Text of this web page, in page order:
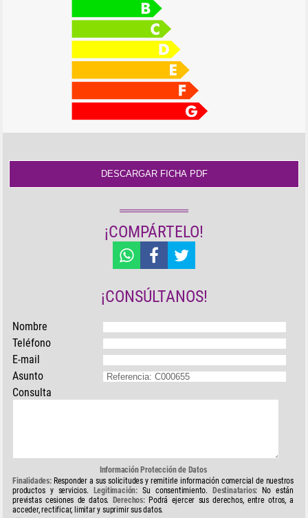
¡COMPÁRTELO!
¡CONSÚLTANOS!
Nombre
Teléfono
E-mail
Asunto
Consulta
Información Protección de Datos
Finalidades:Responder a sus solicitudes y remitirle información comercial de nuestros
productos y servicios.
Legitimación: Su consentimiento. Destinatarios: No están
previstas cesiones de datos.
Derechos:Podrá ejercer sus derechos, entre otros, a
acceder, rectificar, limitar y suprimir sus datos.